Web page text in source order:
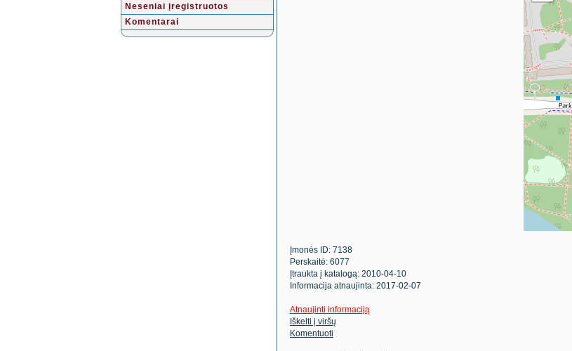
Neseniai įregistruotos
Komentarai
Įmonės ID: 7138
Perskaitė: 6077
Įtraukta į katalogą: 2010-04-10
Informacija atnaujinta: 2017-02-07
Atnaujinti informaciją
Iškelti į viršų
Komentuoti